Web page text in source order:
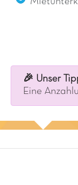
🎉 Unser
Eine